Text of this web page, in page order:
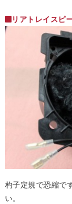
リアトレイスピ
杓子定規で恐縮で
い。